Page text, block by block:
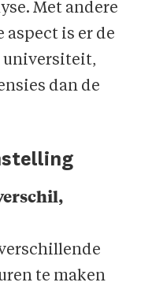
Met andere
aspect is er de
universiteit,
dan de
te maken